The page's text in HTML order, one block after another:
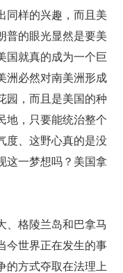
同样的兴趣，而且美
普的眼光显然是要美
国就真的成为一个巨
洲必然对南美洲形成
园，而且是美国的种
地，只要能统治整个
度、这野心真的是没
这一梦想吗？美国拿
、格陵兰岛和巴拿马
今世界正在发生的事
的方式夺取在法理上